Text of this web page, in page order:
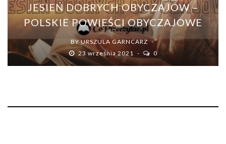
JESIEŃ DOBRYCH OBYCZAJÓW –
POLSKIE POWIEŚCI OBYCZAJOWE
BYURSZULA GARNCARZ
23 września 2021
0